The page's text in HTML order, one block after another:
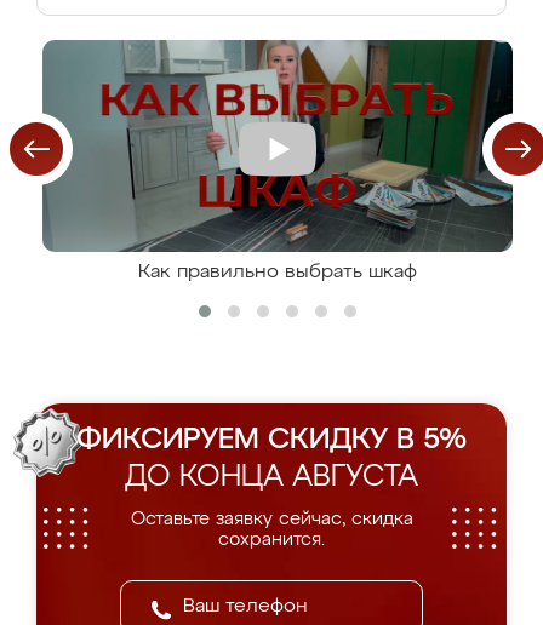
Как правильно выбрать шкаф
ФИКСИРУЕМ СКИДКУ В 5%
ДО КОНЦА АВГУСТА
Оставьте заявку сейчас, скидка
сохранится.